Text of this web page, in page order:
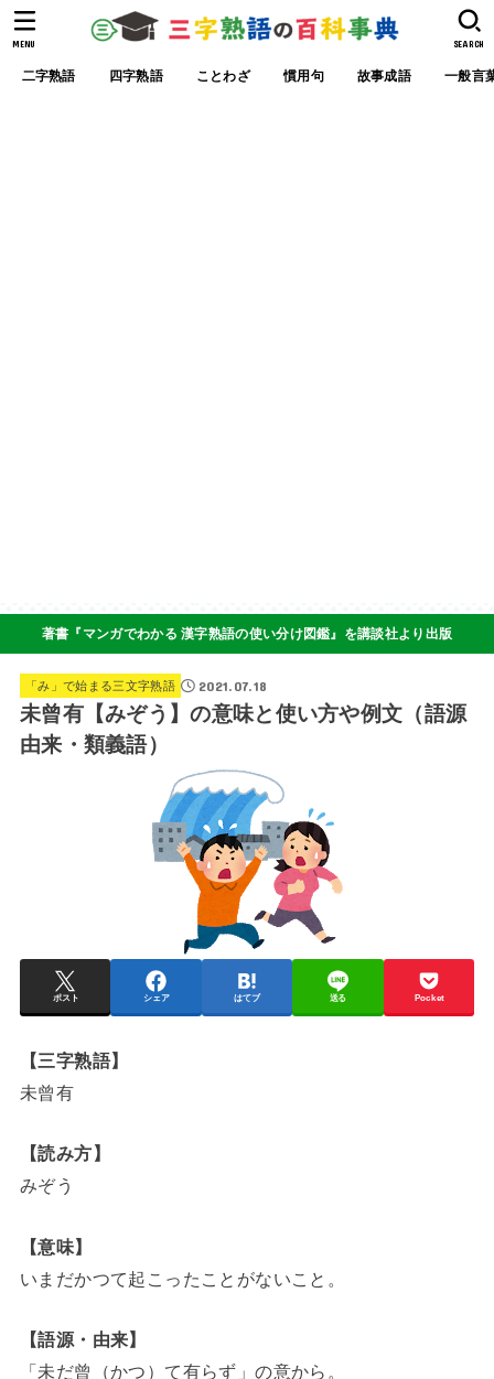
二字熟語 四字熟語 ことわざ 慣用句 故事成語 一般言
SEARCH
MENU
著書『マンガでわかる 漢字熟語の使い分け図鑑』を講談社より出版
「み」で始まる三文字熟語 2021.07.18
未曾有【みぞう】の意味と使い方や例文（語源
由来・類義語）
ポスト シェア はてブ 送る Pocket
【三字熟語】
未曾有
【読み方】
みぞう
【意味】
いまだかつて起こったことがないこと。
【語源・由来】
「未だ曾（かつ）て有らず」の意から。